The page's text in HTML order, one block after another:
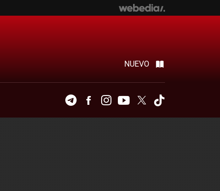
NUEVO
TelegramFacebookInstagramYoutubeTwitter